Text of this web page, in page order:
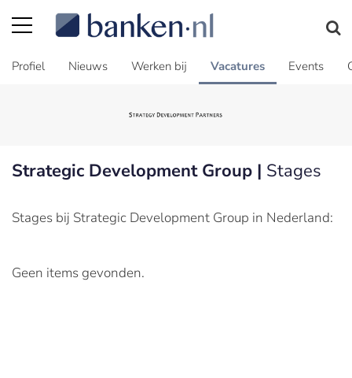
Profiel Nieuws Werken bij Vacatures Events
Strategic Development Group | Stages
Stages bij Strategic Development Group in Nederland:
Geen items gevonden.